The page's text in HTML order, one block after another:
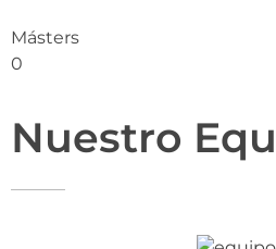
Másters
0
Nuestro